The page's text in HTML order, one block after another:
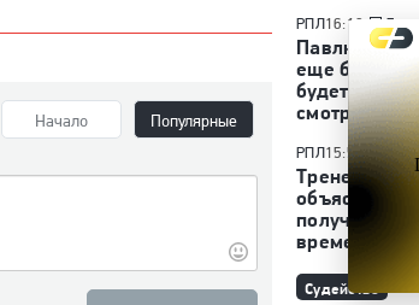
Начало Популярные
РПЛ16:10 7
еще больше
будет два
смотреть
РПЛ15:50 7
Тренер
объяснил,
получает
времени
Судейство